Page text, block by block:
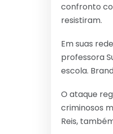
confronto
resistiram.
Em suas
professora
escola.
O ataque
criminosos
Reis,